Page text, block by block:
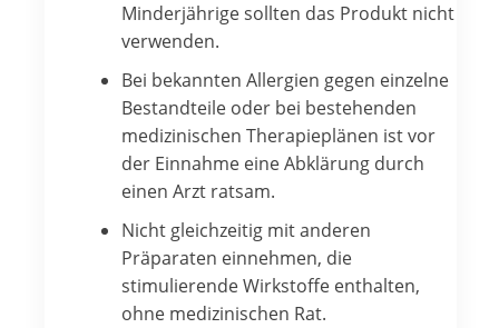
Minderjährige sollten das Produkt nicht
verwenden.
Bei bekannten Allergien gegen einzelne
Bestandteile oder bei bestehenden
medizinischen Therapieplänen ist vor
der Einnahme eine Abklärung durch
einen Arzt ratsam.
Nicht gleichzeitig mit anderen
Präparaten einnehmen, die
stimulierende Wirkstoffe enthalten,
ohne medizinischen Rat.